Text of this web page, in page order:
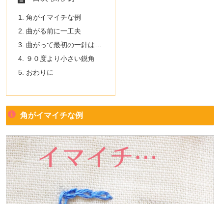
角がイマイチな例
曲がる前に一工夫
曲がって最初の一針は…
９０度より小さい鋭角
おわりに
角がイマイチな例